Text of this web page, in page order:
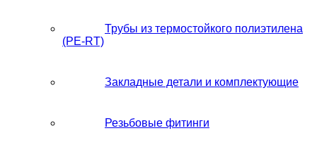
Трубы из термостойкого полиэтилена
(PE-RT)
Закладные детали и комплектующие
Резьбовые фитинги